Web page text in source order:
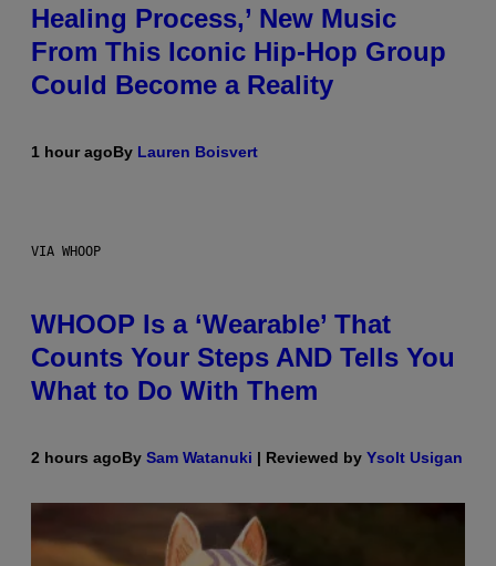
Healing Process,’ New Music
From This Iconic Hip-Hop Group
Could Become a Reality
1 hour agoBy Lauren Boisvert
VIA WHOOP
WHOOP Is a ‘Wearable’ That
Counts Your Steps AND Tells You
What to Do With Them
2 hours agoBy Sam Watanuki | Reviewed by Ysolt Usigan